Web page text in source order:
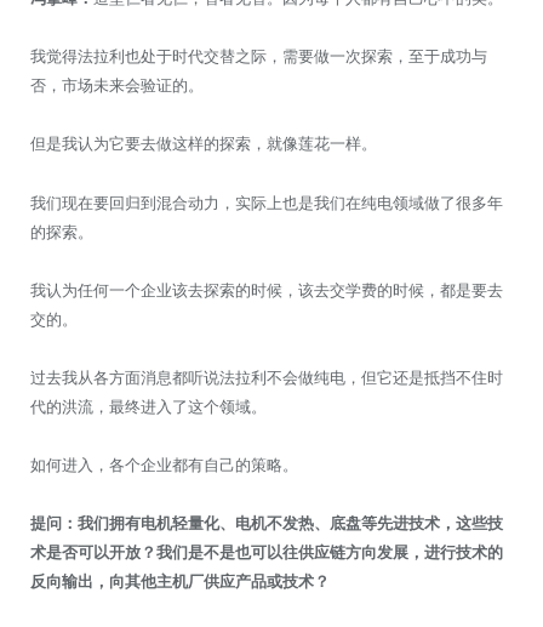
我觉得法拉利也处于时代交替之际，需要做一次探索，至于成功与
否，市场未来会验证的。
但是我认为它要去做这样的探索，就像莲花一样。
我们现在要回归到混合动力，实际上也是我们在纯电领域做了很多年
的探索。
我认为任何一个企业该去探索的时候，该去交学费的时候，都是要去
交的。
过去我从各方面消息都听说法拉利不会做纯电，但它还是抵挡不住时
代的洪流，最终进入了这个领域。
如何进入，各个企业都有自己的策略。
提问：我们拥有电机轻量化、电机不发热、底盘等先进技术，这些技
术是否可以开放？我们是不是也可以往供应链方向发展，进行技术的
反向输出，向其他主机厂供应产品或技术？